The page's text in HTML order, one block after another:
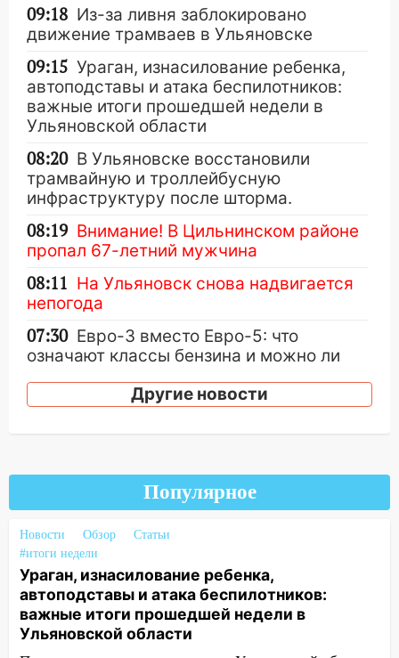
09:18 Из-за ливня заблокировано
движение трамваев в Ульяновске
09:15 Ураган, изнасилование ребенка,
автоподставы и атака беспилотников:
важные итоги прошедшей недели в
Ульяновской области
08:20 В Ульяновске восстановили
трамвайную и троллейбусную
инфраструктуру после шторма.
08:19 Внимание! В Цильнинском районе
пропал 67-летний мужчина
08:11 На Ульяновск снова надвигается
непогода
07:30 Евро-3 вместо Евро-5: что
означают классы бензина и можно ли
современные автомобили
05:05 День, когда всё может
измениться: гороскоп на 9 августа —
упустить
08.08.2026
20:10 Во время урагана в Ульяновске на
Волге перевернулась лодка
19:55 В Ульяновске упавшее дерево
Другие новости
Популярное
Новости Обзор
Статьи
#итоги недели
Ураган, изнасилование ребенка,
автоподставы и атака беспилотников:
важные итоги прошедшей недели в
Ульяновской области